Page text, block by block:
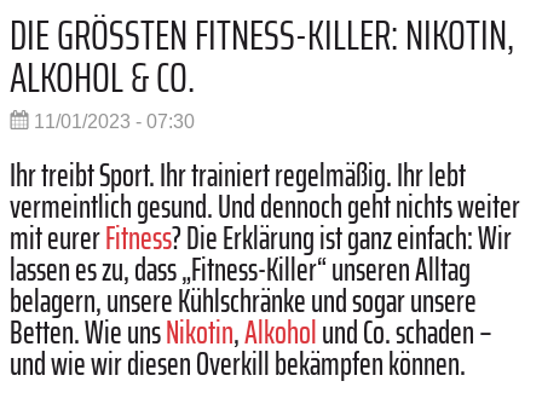
DIE GRÖSSTEN FITNESS-KILLER: NIKOTIN, A
LKOHOL & CO.
11/01/2023 - 07:30
Ihr treibt Sport. Ihr trainiert regelmäßig. Ihr lebt
vermeintlich gesund. Und dennoch geht nichts weiter
mit eurerFitness? Die Erklärung ist ganz einfach: Wir
lassen es zu, dass „Fitness-Killer“ unseren Alltag
belagern, unsere Kühlschränke und sogar unsere
Betten. Wie unsNikotin,Alkoholund Co. schaden –
und wie wir diesen Overkill bekämpfen können.